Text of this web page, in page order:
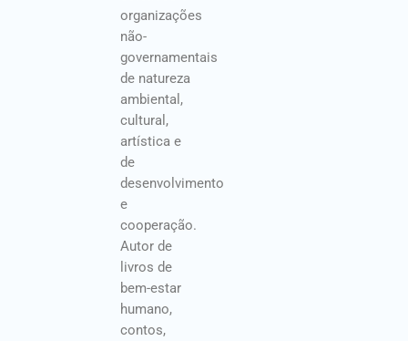
organizações
não-
governamentais
de natureza
ambiental,
cultural,
artística e
de
desenvolvimento
e
cooperação.
Autor de
livros de
bem-estar
humano,
contos,